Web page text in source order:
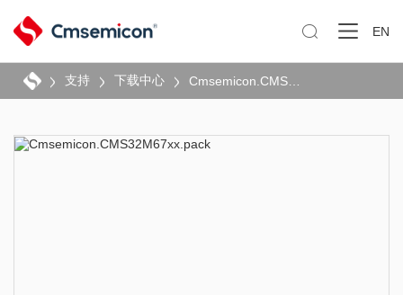
 EN
支持 下载中心